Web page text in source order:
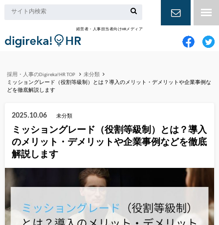
経営者・人事担当者向けHRメディア
お問い合
採用・人事のDigireka!HR TOP
未分類
ミッショングレード（役割等級制）とは？導入のメリット・デメリットや企業事例な
どを徹底解説します
2025.10.06 未分類
ミッショングレード（役割等級制）とは？導入
のメリット・デメリットや企業事例などを徹底
解説します